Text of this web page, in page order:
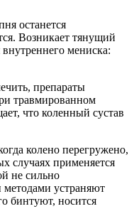
останется
Возникает тянущий
мениска:
травмированном
что коленный сустав
колено перегружено,
случаях применяется
не сильно
методами устраняют
бинтуют, носится